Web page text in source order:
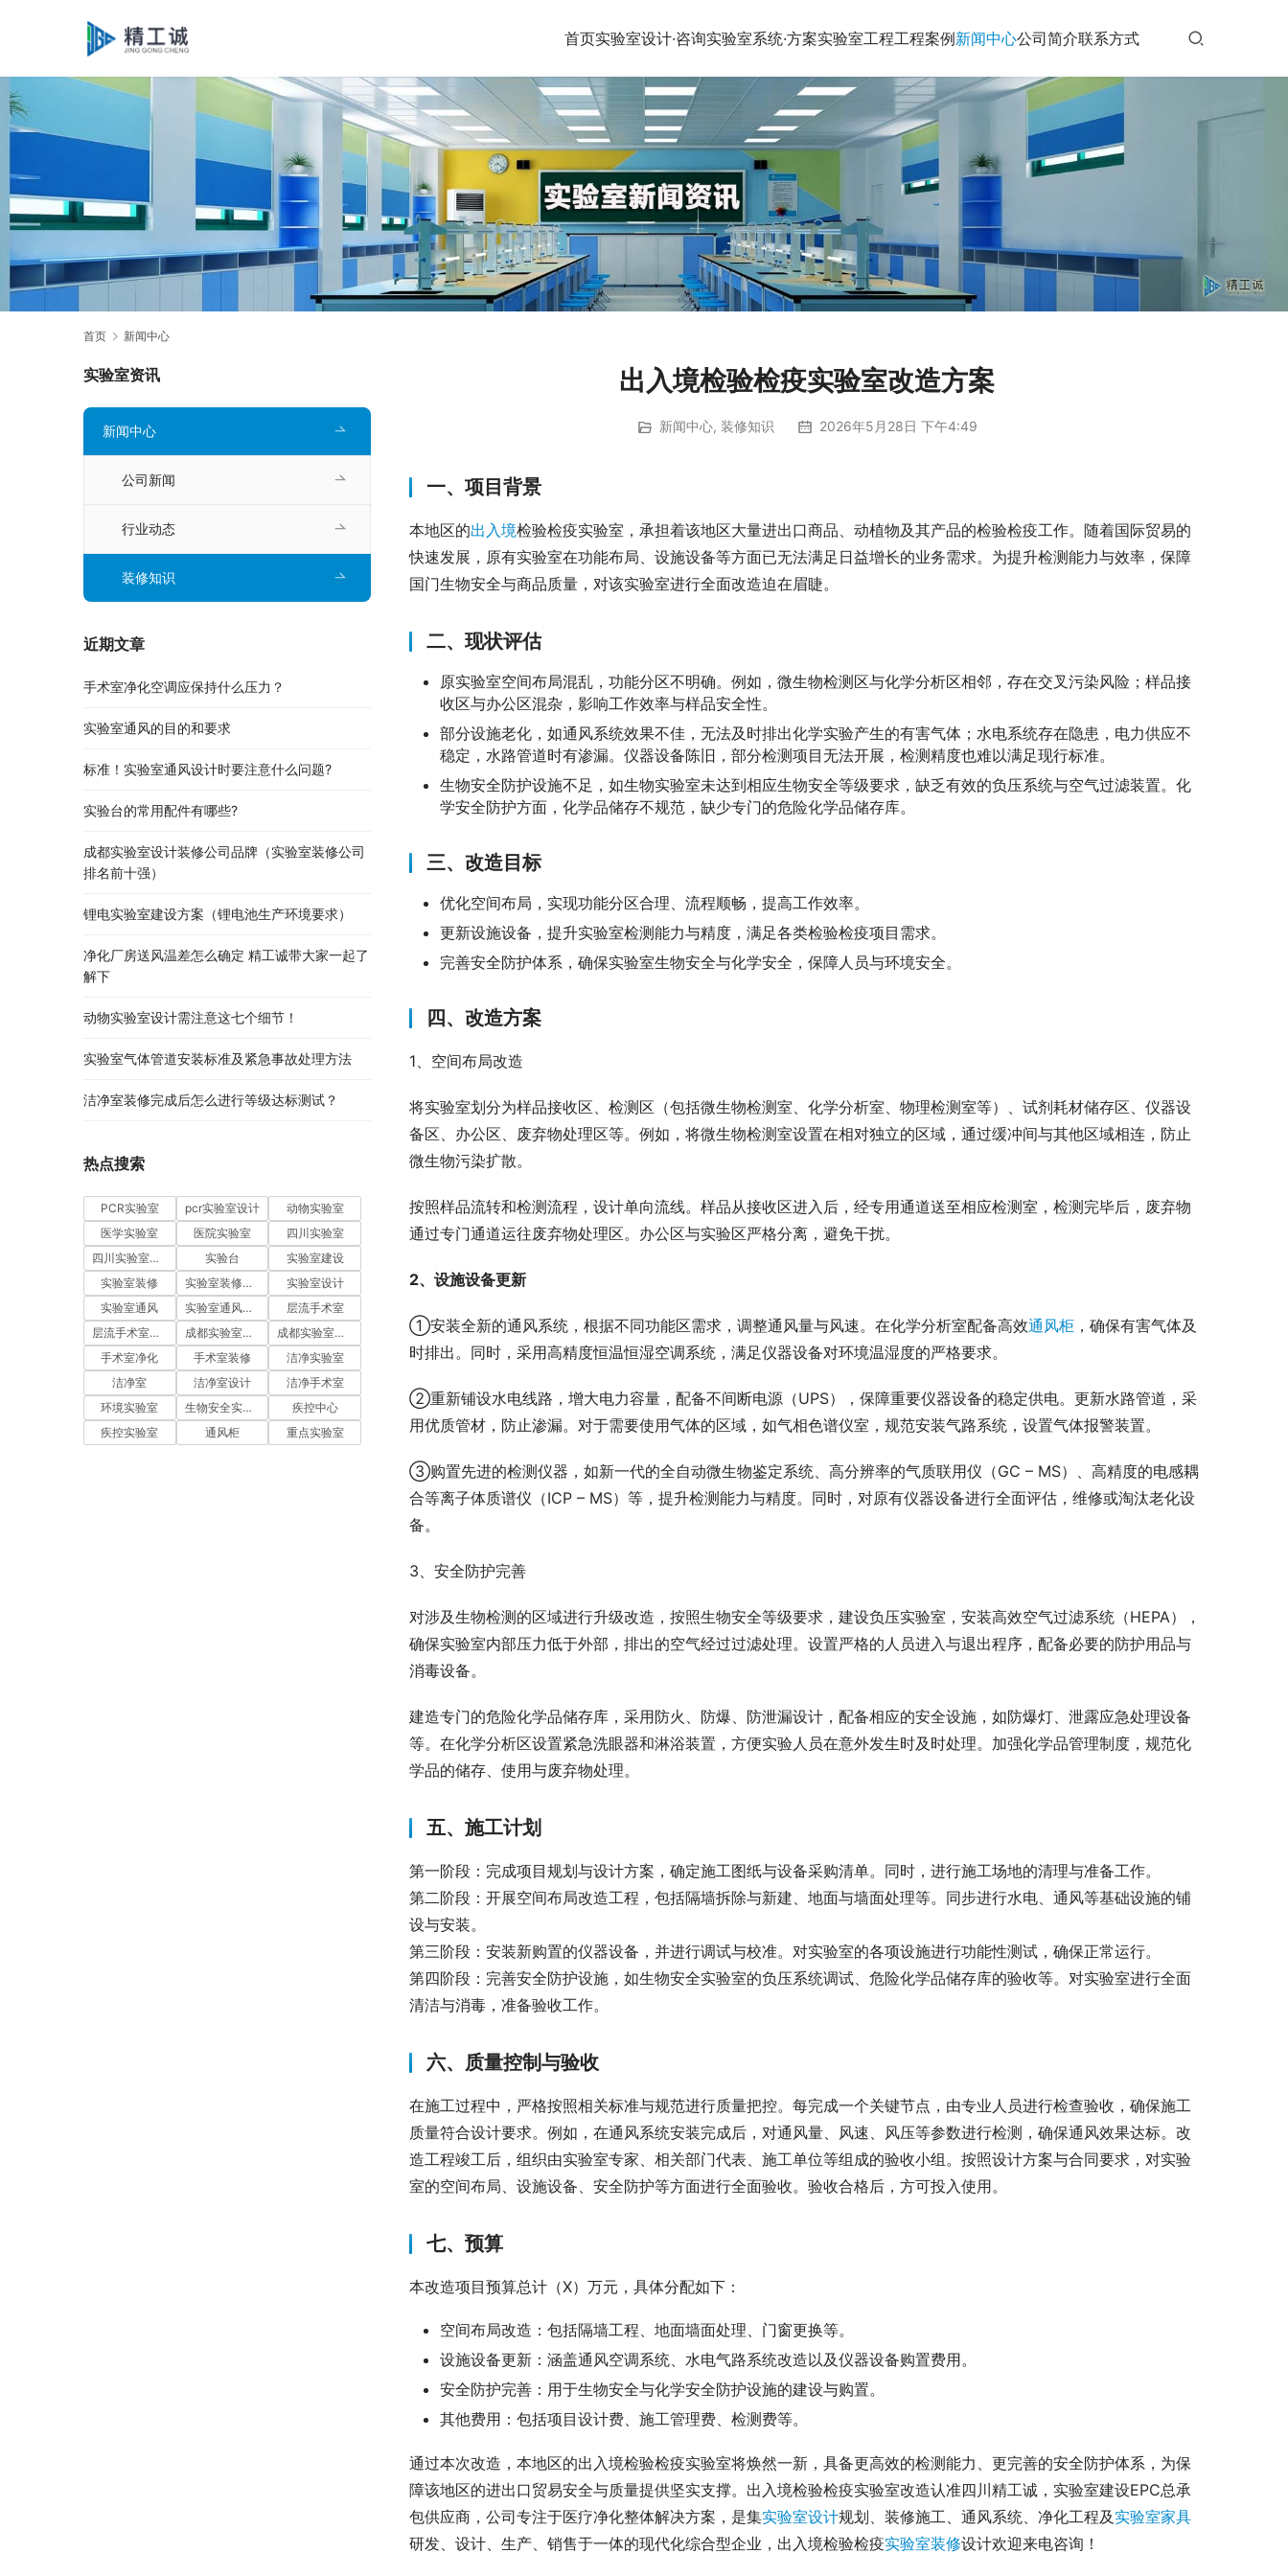
首页实验室设计·咨询实验室系统·方案实验室工程工程案例新闻中心公司简介联系方式
首页 新闻中心
出入境检验检疫实验室改造方案
新闻中心, 装修知识 2026年5月28日 下午4:49
一、项目背景
本地区的出入境检验检疫实验室，承担着该地区大量进出口商品、动植物及其产品的检验检疫工作。随着国际贸易的
快速发展，原有实验室在功能布局、设施设备等方面已无法满足日益增长的业务需求。为提升检测能力与效率，保障
国门生物安全与商品质量，对该实验室进行全面改造迫在眉睫。
二、现状评估
原实验室空间布局混乱，功能分区不明确。例如，微生物检测区与化学分析区相邻，存在交叉污染风险；样品接
收区与办公区混杂，影响工作效率与样品安全性。
部分设施老化，如通风系统效果不佳，无法及时排出化学实验产生的有害气体；水电系统存在隐患，电力供应不
稳定，水路管道时有渗漏。仪器设备陈旧，部分检测项目无法开展，检测精度也难以满足现行标准。
生物安全防护设施不足，如生物实验室未达到相应生物安全等级要求，缺乏有效的负压系统与空气过滤装置。化
学安全防护方面，化学品储存不规范，缺少专门的危险化学品储存库。
三、改造目标
优化空间布局，实现功能分区合理、流程顺畅，提高工作效率。
更新设施设备，提升实验室检测能力与精度，满足各类检验检疫项目需求。
完善安全防护体系，确保实验室生物安全与化学安全，保障人员与环境安全。
四、改造方案
1、空间布局改造
将实验室划分为样品接收区、检测区（包括微生物检测室、化学分析室、物理检测室等）、试剂耗材储存区、仪器设
备区、办公区、废弃物处理区等。例如，将微生物检测室设置在相对独立的区域，通过缓冲间与其他区域相连，防止
微生物污染扩散。
按照样品流转和检测流程，设计单向流线。样品从接收区进入后，经专用通道送至相应检测室，检测完毕后，废弃物
通过专门通道运往废弃物处理区。办公区与实验区严格分离，避免干扰。
2、设施设备更新
①安装全新的通风系统，根据不同功能区需求，调整通风量与风速。在化学分析室配备高效通风柜 ，确保有害气体及
时排出。同时，采用高精度恒温恒湿空调系统，满足仪器设备对环境温湿度的严格要求。
②重新铺设水电线路，增大电力容量，配备不间断电源（UPS），保障重要仪器设备的稳定供电。更新水路管道，采
用优质管材，防止渗漏。对于需要使用气体的区域，如气相色谱仪室，规范安装气路系统，设置气体报警装置。
③购置先进的检测仪器，如新一代的全自动微生物鉴定系统、高分辨率的气质联用仪（GC – MS）、高精度的电感耦
合等离子体质谱仪（ICP – MS）等，提升检测能力与精度。同时，对原有仪器设备进行全面评估，维修或淘汰老化设
备。
3、安全防护完善
对涉及生物检测的区域进行升级改造，按照生物安全等级要求，建设负压实验室，安装高效空气过滤系统（HEPA），
确保实验室内部压力低于外部，排出的空气经过过滤处理。设置严格的人员进入与退出程序，配备必要的防护用品与
消毒设备。
建造专门的危险化学品储存库，采用防火、防爆、防泄漏设计，配备相应的安全设施，如防爆灯、泄露应急处理设备
等。在化学分析区设置紧急洗眼器和淋浴装置，方便实验人员在意外发生时及时处理。加强化学品管理制度，规范化
学品的储存、使用与废弃物处理。
五、施工计划
第一阶段：完成项目规划与设计方案，确定施工图纸与设备采购清单。同时，进行施工场地的清理与准备工作。
第二阶段：开展空间布局改造工程，包括隔墙拆除与新建、地面与墙面处理等。同步进行水电、通风等基础设施的铺
设与安装。
第三阶段：安装新购置的仪器设备，并进行调试与校准。对实验室的各项设施进行功能性测试，确保正常运行。
第四阶段：完善安全防护设施，如生物安全实验室的负压系统调试、危险化学品储存库的验收等。对实验室进行全面
清洁与消毒，准备验收工作。
六、质量控制与验收
在施工过程中，严格按照相关标准与规范进行质量把控。每完成一个关键节点，由专业人员进行检查验收，确保施工
质量符合设计要求。例如，在通风系统安装完成后，对通风量、风速、风压等参数进行检测，确保通风效果达标。改
造工程竣工后，组织由实验室专家、相关部门代表、施工单位等组成的验收小组。按照设计方案与合同要求，对实验
室的空间布局、设施设备、安全防护等方面进行全面验收。验收合格后，方可投入使用。
七、预算
本改造项目预算总计（X）万元，具体分配如下：
空间布局改造：包括隔墙工程、地面墙面处理、门窗更换等。
设施设备更新：涵盖通风空调系统、水电气路系统改造以及仪器设备购置费用。
安全防护完善：用于生物安全与化学安全防护设施的建设与购置。
其他费用：包括项目设计费、施工管理费、检测费等。
通过本次改造，本地区的出入境检验检疫实验室将焕然一新，具备更高效的检测能力、更完善的安全防护体系，为保
障该地区的进出口贸易安全与质量提供坚实支撑。出入境检验检疫实验室改造认准四川精工诚，实验室建设EPC总承
包供应商，公司专注于医疗净化整体解决方案，是集实验室设计规划、装修施工、通风系统、净化工程及 实验室家具
研发、设计、生产、销售于一体的现代化综合型企业，出入境检验检疫实验室装修设计欢迎来电咨询！
实验室资讯
新闻中心
公司新闻
行业动态
装修知识
近期文章
手术室净化空调应保持什么压力？
实验室通风的目的和要求
标准！实验室通风设计时要注意什么问题?
实验台的常用配件有哪些?
成都实验室设计装修公司品牌（实验室装修公司
排名前十强）
锂电实验室建设方案（锂电池生产环境要求）
净化厂房送风温差怎么确定 精工诚带大家一起了
解下
动物实验室设计需注意这七个细节！
实验室气体管道安装标准及紧急事故处理方法
洁净室装修完成后怎么进行等级达标测试？
热点搜索
PCR实验室 pcr实验室设计
动物实验室
医学实验室
医院实验室
四川实验室
四川实验室设计
实验台
实验室建设
实验室装修
实验室装修设计
实验室设计
实验室通风
实验室通风系统
层流手术室
层流手术室净化
成都实验室装修
成都实验室设计
手术室净化
手术室装修
洁净实验室
洁净室
洁净室设计
洁净手术室
环境实验室
生物安全实验室
疾控中心
疾控实验室
通风柜 重点实验室